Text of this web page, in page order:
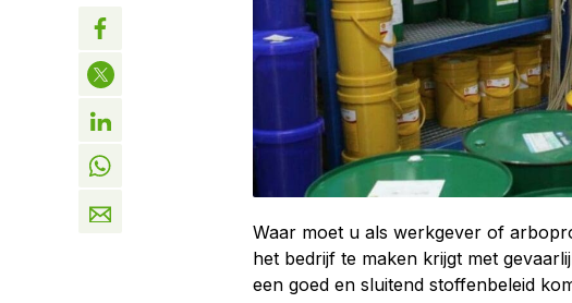
Waar moet u als werkgever of
het bedrijf te maken krijgt met
een goed en sluitend stoffenbeleid